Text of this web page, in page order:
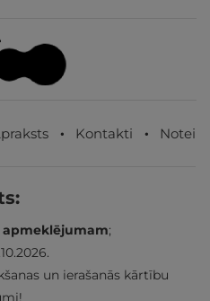
Kontakti
apmeklējumam;
un ierašanās kārtību